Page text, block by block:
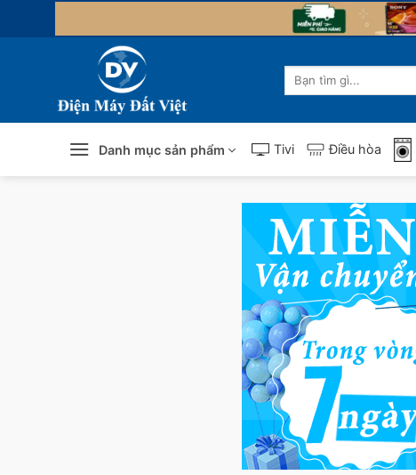
Tìm
kiếm:
Danh mục sản phẩm Tivi Điều hòa